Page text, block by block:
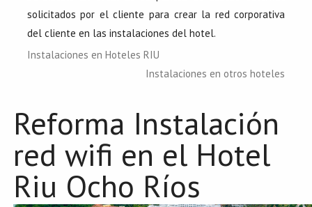
solicitados por el cliente para crear la red corporativa
del cliente en las instalaciones del hotel.
Instalaciones en Hoteles RIU
Instalaciones en otros hoteles
Reforma Instalación
red wifi en el Hotel
Riu Ocho Ríos